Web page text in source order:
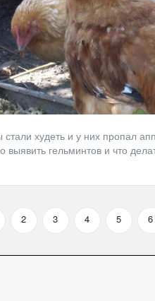
худеть и у них пропал
гельминтов и что
2 3 4 5 6